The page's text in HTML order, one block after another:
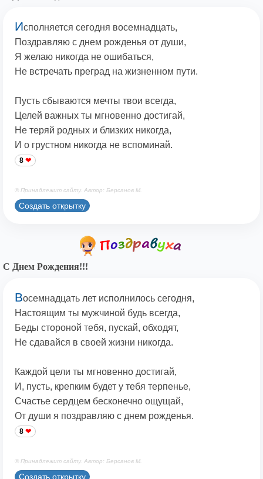
Исполняется сегодня восемнадцать,
Поздравляю с днем рожденья от души,
Я желаю никогда не ошибаться,
Не встречать преград на жизненном пути.
Пусть сбываются мечты твои всегда,
Целей важных ты мгновенно достигай,
Не теряй родных и близких никогда,
И о грустном никогда не вспоминай.
8
© Принадлежит сайту. Автор: Берсанов М.
Создать открытку
С Днем Рождения!!!
Восемнадцать лет исполнилось сегодня,
Настоящим ты мужчиной будь всегда,
Беды стороной тебя, пускай, обходят,
Не сдавайся в своей жизни никогда.
Каждой цели ты мгновенно достигай,
И, пусть, крепким будет у тебя терпенье,
Счастье сердцем бесконечно ощущай,
От души я поздравляю с днем рожденья.
8
© Принадлежит сайту. Автор: Берсанов М.
Создать открытку